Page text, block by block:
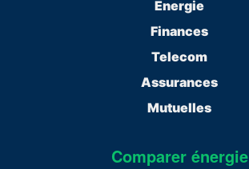
Energie
Finances
Telecom
Assurances
Mutuelles
Comparer énergie